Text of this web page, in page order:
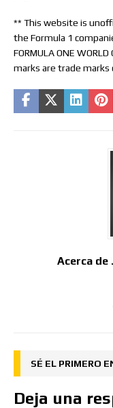
** This website is
the Formula 1
FORMULA ONE
marks are trade marks
Acerca de
SÉ EL PRIMERO
Deja una